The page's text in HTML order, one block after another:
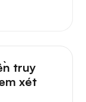
truy
xét